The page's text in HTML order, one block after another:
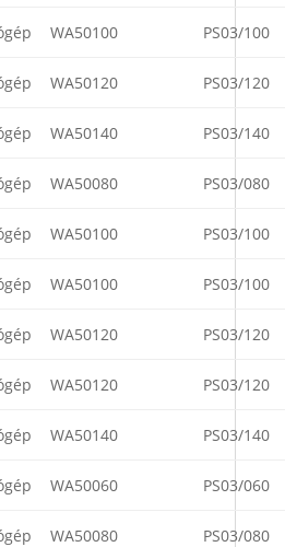
WA50100 PS03/100
WA50120 PS03/120
WA50140 PS03/140
WA50080 PS03/080
WA50100 PS03/100
WA50100 PS03/100
WA50120 PS03/120
WA50120 PS03/120
WA50140 PS03/140
WA50060 PS03/060
WA50080 PS03/080